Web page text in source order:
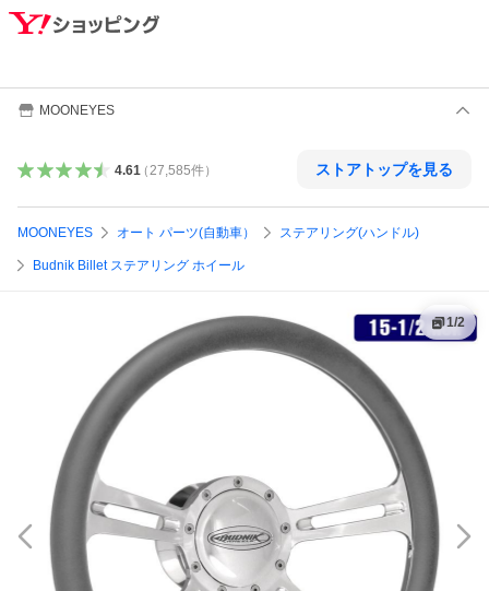
MOONEYES
4.61（ 27,585件） ストアトップを見る
MOONEYES オート パーツ(自動車） ステアリング(ハンドル)
Budnik Billet ステアリング ホイール
1/2